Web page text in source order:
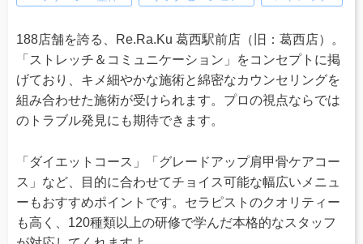
188店舗を誇る、Re.Ra.Ku 葛西駅前店（旧：葛西店）。
「ストレッチ＆コミュニケーション」をコンセプトに掲
げており、キメ細やかな施術と綿密なカウンセリングを
組み合わせた施術が受けられます。プロの視点ならでは
のトラブル発見にも期待できます。
「ダイエットコース」「グレードアップ肩甲骨ケアコー
ス」など、目的に合わせてチョイス可能な幅広いメニュ
ーもおすすめポイントです。セラピストのクオリティー
も高く、120種類以上の研修で学んだ本格的なスタッフ